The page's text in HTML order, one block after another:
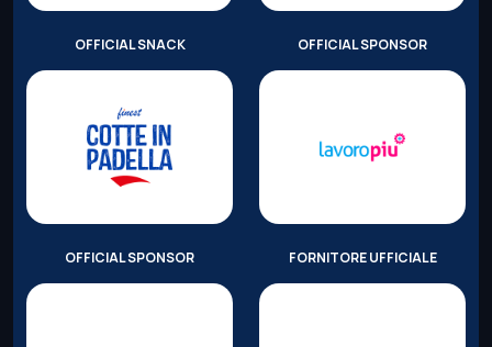
OFFICIAL SNACK OFFICIAL SPONSOR
OFFICIAL SPONSOR FORNITORE UFFICIALE